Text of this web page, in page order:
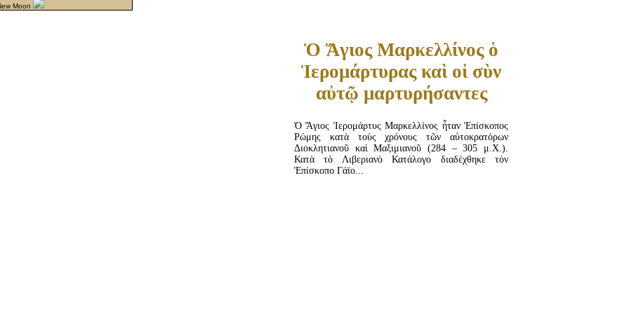
Ὁ Ἅγιος Μαρκελλίνος ὁ
Ἱερομάρτυρας καὶ οἱ σὺν
αὐτῷ μαρτυρήσαντες
Ὁ Ἅγιος Ἱερομάρτυς Μαρκελλίνος ἦταν Ἐπίσκοπος
Ρώμης κατὰ τοὺς χρόνους τῶν αὐτοκρατόρων
Διοκλητιανοῦ καὶ Μαξιμιανοῦ (284 – 305 μ.Χ.).
Κατὰ τὸ Λιβεριανὸ Κατάλογο διαδέχθηκε τὸν
Ἐπίσκοπο Γάϊο...
Moon